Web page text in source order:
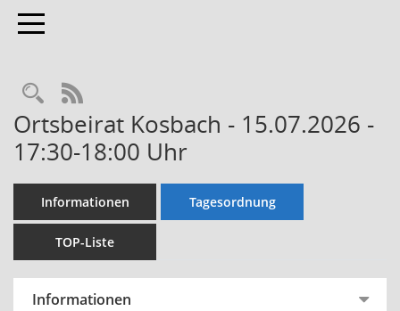
Toggle navigation
Rechercheauswahl
RSS-Feed
Ortsbeirat Kosbach - 15.07.2026 -
17:30-18:00 Uhr
Informationen Tagesordnung
TOP-Liste
Informationen